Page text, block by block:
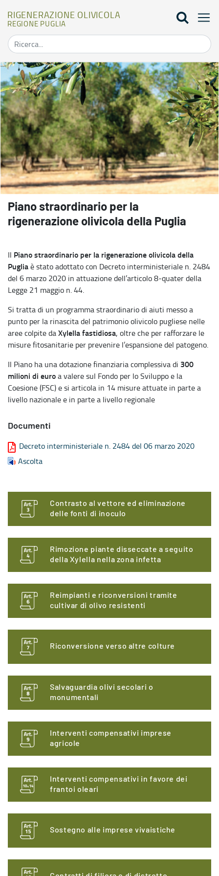
RIGENERAZIONE OLIVICOLA
REGIONE PUGLIA
Home - Rigenerazione olivicola
Piano straordinario per la
rigenerazione olivicola della Puglia
Il Piano straordinario per la rigenerazione olivicola della
Pugliaè stato adottato con Decreto interministeriale n. 2484
del 6 marzo 2020 in attuazione dell’articolo 8-quater della
Legge 21 maggio n. 44.
Si tratta di un programma straordinario di aiuti messo a
punto per la rinascita del patrimonio olivicolo pugliese nelle
aree colpite daXylella fastidiosa, oltre che per rafforzare le
misure fitosanitarie per prevenire l’espansione del patogeno.
Il Piano ha una dotazione finanziaria complessiva di 300
milioni di euroa valere sul Fondo per lo Sviluppo e la
Coesione (FSC) e si articola in 14 misure attuate in parte a
livello nazionale e in parte a livello regionale
Documenti
Decreto interministeriale n. 2484 del 06 marzo 2020
Ascolta
Contrasto al vettore ed eliminazione
delle fonti di inoculo
Rimozione piante disseccate a seguito
della Xylella nella zona infetta
Reimpianti e riconversioni tramite
cultivar di olivo resistenti
Riconversione verso altre colture
Salvaguardia olivi secolari o
monumentali
Interventi compensativi imprese
agricole
Interventi compensativi in favore dei
frantoi oleari
Sostegno alle imprese vivaistiche